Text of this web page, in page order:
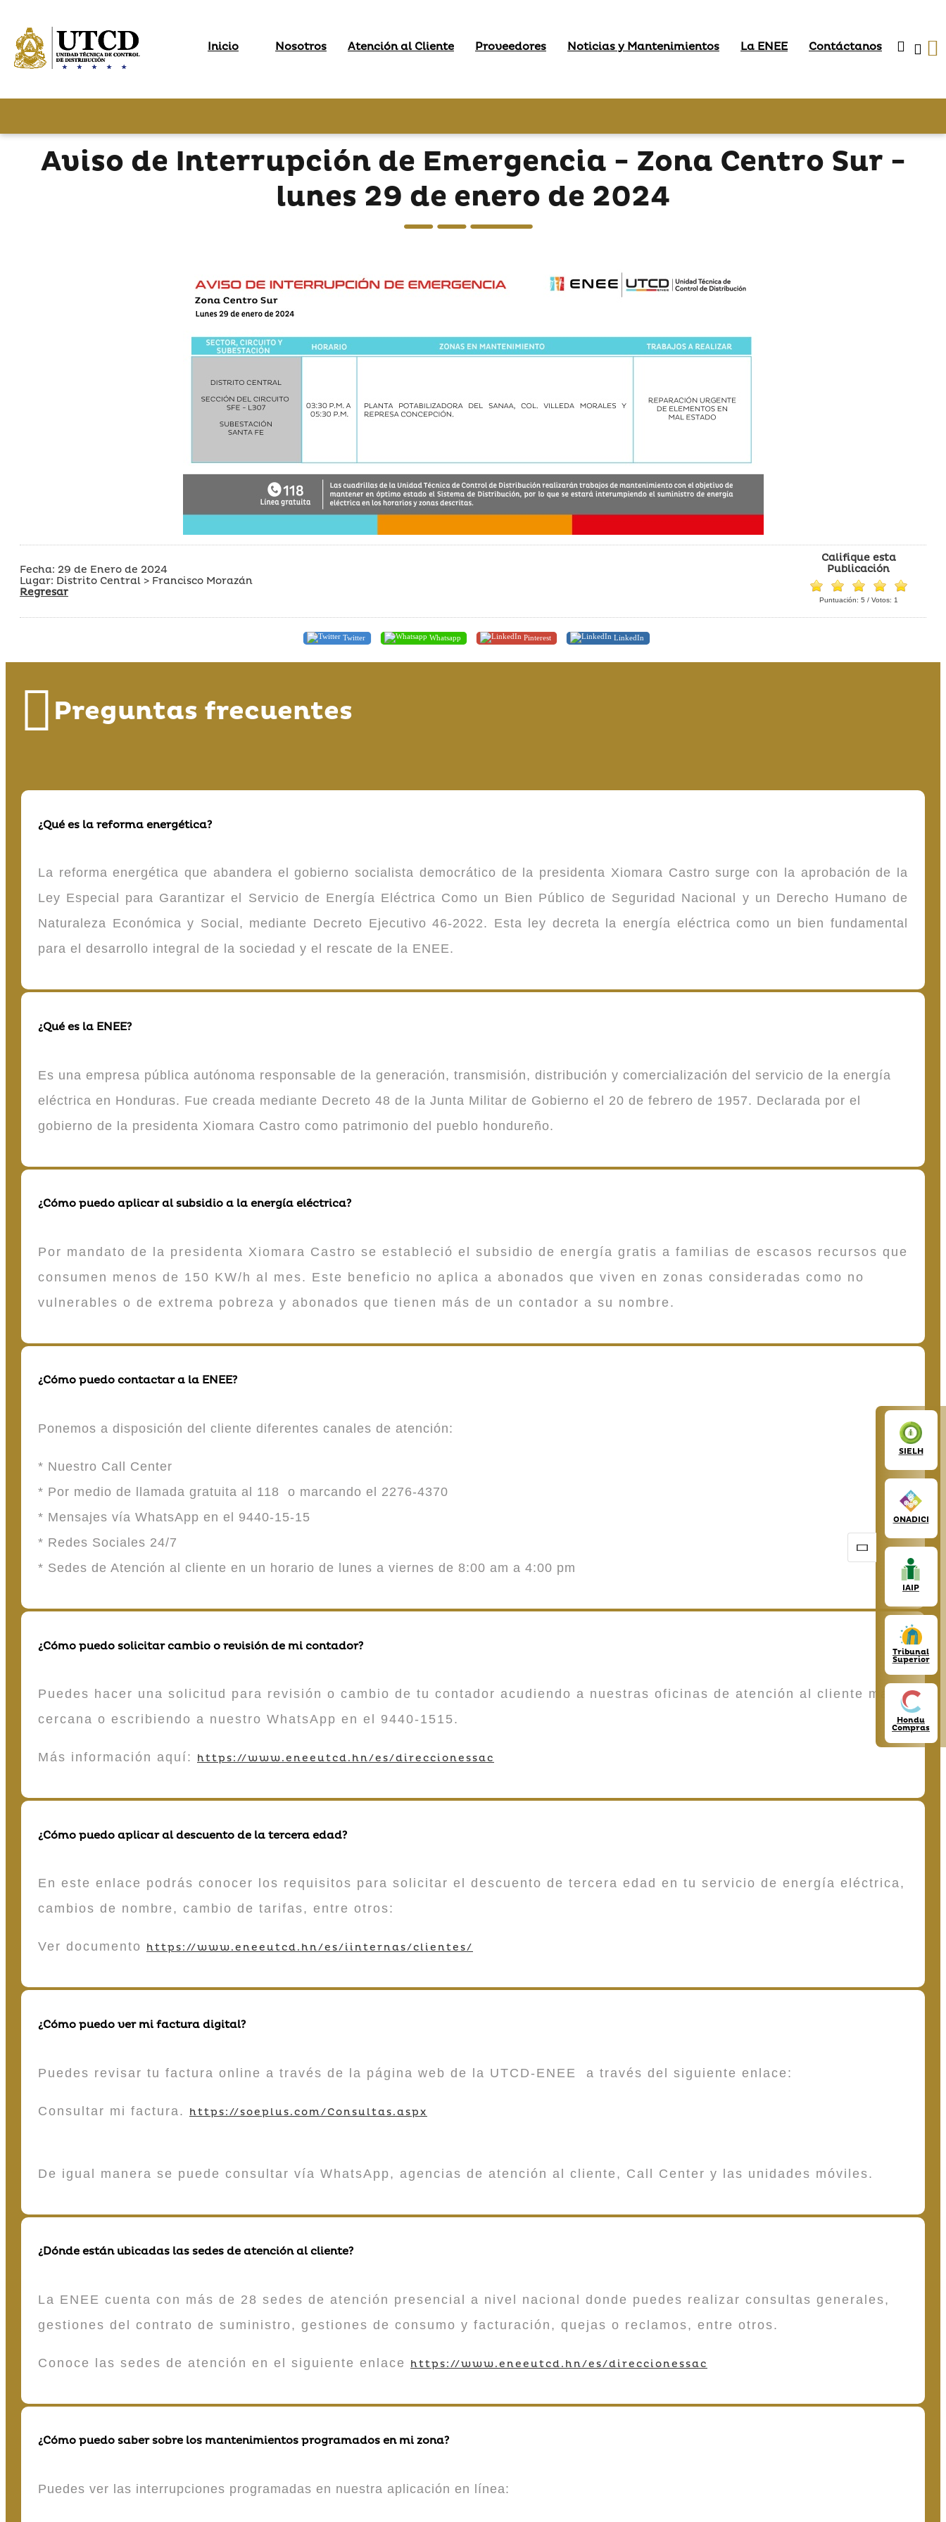
Inicio Nosotros Atención al Cliente Proveedores Noticias y Mantenimientos La ENEE Contáctanos
SIELH
ONADICI
IAIP
Tribunal
Superior
Hondu
Compras
Aviso de Interrupción de Emergencia - Zona Centro Sur -
lunes 29 de enero de 2024
Fecha: 29 de Enero de 2024
Lugar: Distrito Central > Francisco Morazán
Regresar
Califique esta
Publicación
Puntuación: 5 / Votos: 1
Twitter Whatsapp Pinterest LinkedIn
Preguntas frecuentes
¿Qué es la reforma energética?
La reforma energética que abandera el gobierno socialista democrático de la presidenta Xiomara Castro surge con la aprobación de la
Ley Especial para Garantizar el Servicio de Energía Eléctrica Como un Bien Público de Seguridad Nacional y un Derecho Humano de
Naturaleza Económica y Social, mediante Decreto Ejecutivo 46-2022. Esta ley decreta la energía eléctrica como un bien fundamental
para el desarrollo integral de la sociedad y el rescate de la ENEE.
¿Qué es la ENEE?
Es una empresa pública autónoma responsable de la generación, transmisión, distribución y comercialización del servicio de la energía
eléctrica en Honduras. Fue creada mediante Decreto 48 de la Junta Militar de Gobierno el 20 de febrero de 1957. Declarada por el
gobierno de la presidenta Xiomara Castro como patrimonio del pueblo hondureño.
¿Cómo puedo aplicar al subsidio a la energía eléctrica?
Por mandato de la presidenta Xiomara Castro se estableció el subsidio de energía gratis a familias de escasos recursos que
consumen menos de 150 KW/h al mes. Este beneficio no aplica a abonados que viven en zonas consideradas como no
vulnerables o de extrema pobreza y abonados que tienen más de un contador a su nombre.
¿Cómo puedo contactar a la ENEE?
Ponemos a disposición del cliente diferentes canales de atención:
* Nuestro Call Center
* Por medio de llamada gratuita al 118 o marcando el 2276-4370
* Mensajes vía WhatsApp en el 9440-15-15
* Redes Sociales 24/7
* Sedes de Atención al cliente en un horario de lunes a viernes de 8:00 am a 4:00 pm
¿Cómo puedo solicitar cambio o revisión de mi contador?
Puedes hacer una solicitud para revisión o cambio de tu contador acudiendo a nuestras oficinas de atención al cliente más
cercana o escribiendo a nuestro WhatsApp en el 9440-1515.
Más información aquí: https://www.eneeutcd.hn/es/direccionessac
¿Cómo puedo aplicar al descuento de la tercera edad?
En este enlace podrás conocer los requisitos para solicitar el descuento de tercera edad en tu servicio de energía eléctrica,
cambios de nombre, cambio de tarifas, entre otros:
Ver documento https://www.eneeutcd.hn/es/iinternas/clientes/
¿Cómo puedo ver mi factura digital?
Puedes revisar tu factura online a través de la página web de la UTCD-ENEE a través del siguiente enlace:
Consultar mi factura. https://soeplus.com/Consultas.aspx
De igual manera se puede consultar vía WhatsApp, agencias de atención al cliente, Call Center y las unidades móviles.
¿Dónde están ubicadas las sedes de atención al cliente?
La ENEE cuenta con más de 28 sedes de atención presencial a nivel nacional donde puedes realizar consultas generales,
gestiones del contrato de suministro, gestiones de consumo y facturación, quejas o reclamos, entre otros.
Conoce las sedes de atención en el siguiente enlace https://www.eneeutcd.hn/es/direccionessac
¿Cómo puedo saber sobre los mantenimientos programados en mi zona?
Puedes ver las interrupciones programadas en nuestra aplicación en línea: